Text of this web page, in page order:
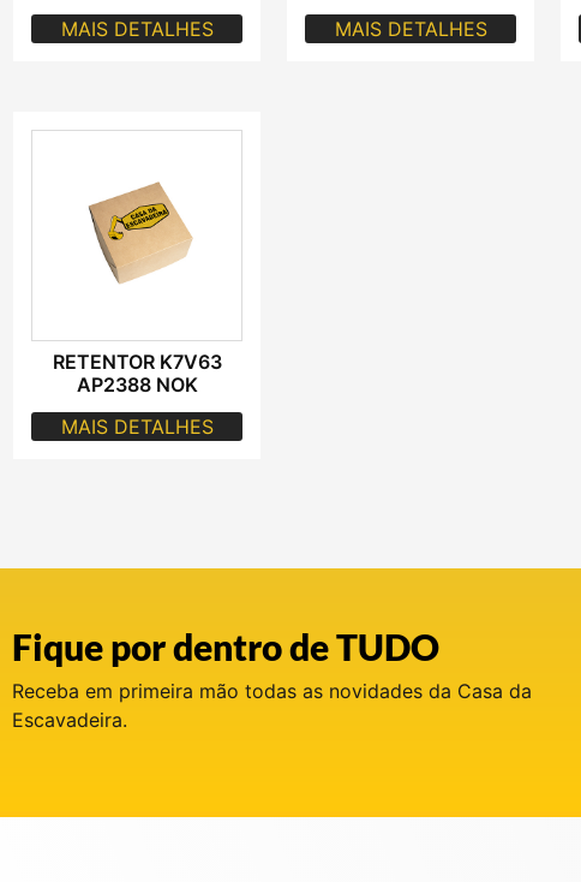
MAIS DETALHES MAIS DETALHES
RETENTOR K7V63
AP2388 NOK
MAIS DETALHES
Fique por dentro de TUDO
Receba em primeira mão todas as novidades da Casa da
Escavadeira.